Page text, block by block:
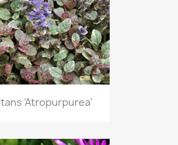
'Atropurpurea'